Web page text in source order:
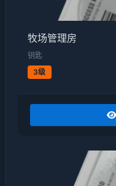
牧场管理房
钥匙
3级